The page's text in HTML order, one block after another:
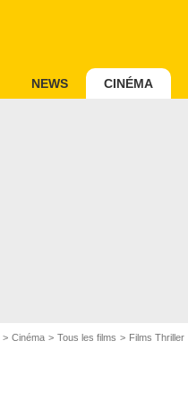
NEWS CINÉMA
Cinéma Tous les films Films Thriller